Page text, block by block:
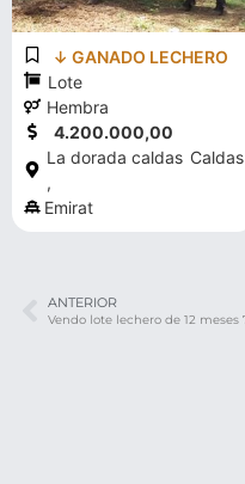
↓ GANADO LECHERO
Lote
Hembra
4.200.000,00
La dorada caldas
,
Caldas
Emirat
ANTERIOR